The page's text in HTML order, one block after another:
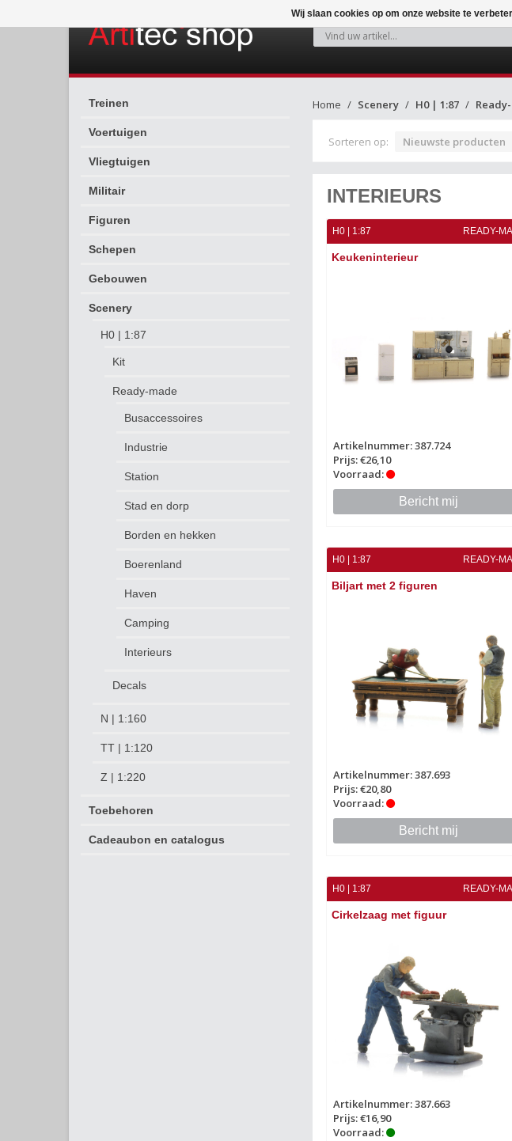
Treinen
Voertuigen
Vliegtuigen
Militair
Figuren
Schepen
Gebouwen
Scenery
H0 | 1:87
Kit
Ready-made
Busaccessoires
Industrie
Station
Stad en dorp
Borden en hekken
Boerenland
Haven
Camping
Interieurs
Decals
N | 1:160
TT | 1:120
Z | 1:220
Toebehoren
Cadeaubon en catalogus
Home Scenery H0 | 1:87
Sorteren op: Nieuwste producten
INTERIEURS
H0 | 1:87 READY-
Keukeninterieur
Artikelnummer: 387.724
Prijs: €26,10
Voorraad:
Bericht mij
H0 | 1:87 READY-
Biljart met 2 figuren
Artikelnummer: 387.693
Prijs: €20,80
Voorraad:
Bericht mij
H0 | 1:87 READY-
Cirkelzaag met figuur
Artikelnummer: 387.663
Prijs: €16,90
Voorraad:
Wij slaan cookies op om onze website te